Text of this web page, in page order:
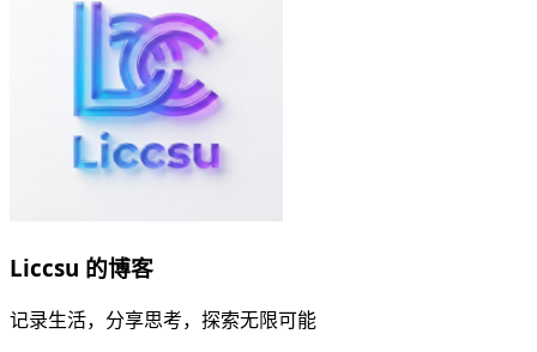
Liccsu 的博客
记录生活，分享思考，探索无限可能